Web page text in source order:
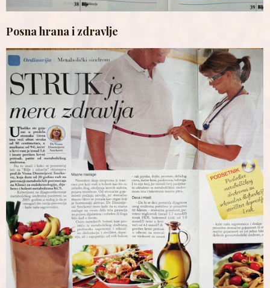
Posna hrana i zdravlje